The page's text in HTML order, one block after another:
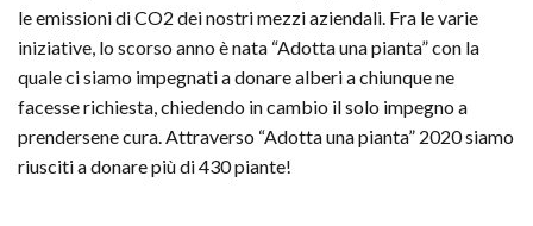
le emissioni di CO2 dei nostri mezzi aziendali. Fra le varie
iniziative, lo scorso anno è nata “Adotta una pianta” con la
quale ci siamo impegnati a donare alberi a chiunque ne
facesse richiesta, chiedendo in cambio il solo impegno a
prendersene cura. Attraverso “Adotta una pianta” 2020 siamo
riusciti a donare più di 430 piante!